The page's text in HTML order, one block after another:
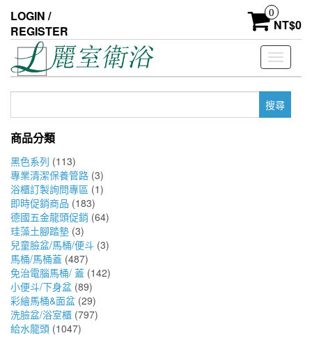
the
content
LOGIN /
REGISTER
0
NT$0
Toggle
鍵
商品分類
黑色系列 (113)
專業清潔保養管路 (3)
浴櫃訂製詢問專區 (1)
即時促銷商品 (183)
德國五金龍頭促銷 (64)
珪藻土腳踏墊 (3)
兒童臉盆/馬桶/便斗 (3)
馬桶/馬桶蓋 (487)
免治電腦馬桶/ 蓋 (142)
小便斗/下身盆 (89)
彩繪馬桶&面盆 (29)
洗臉盆/浴室櫃 (797)
給水龍頭 (1047)